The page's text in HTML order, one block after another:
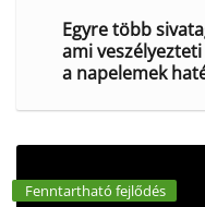
Egyre több
ami
a napelemek
Fenntartható fejlődés